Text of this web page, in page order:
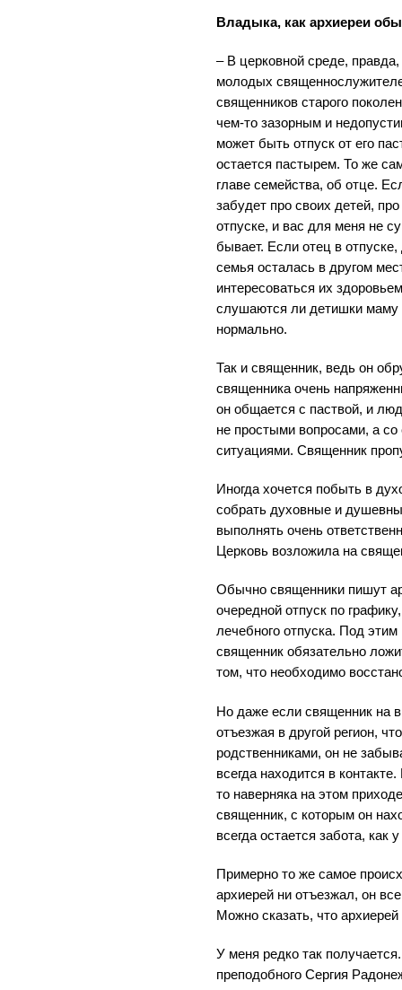
Владыка, как архиереи
– В церковной среде,
молодых
священников старого
чем-то зазорным и
может быть отпуск от его
остается пастырем. То же
главе семейства, об отце.
забудет про своих детей,
отпуске, и вас для меня не
бывает. Если отец в
семья осталась в другом
интересоваться их
слушаются ли детишки маму
нормально.
Так и священник, ведь он
священника очень
он общается с паствой, и
не простыми вопросами, а
ситуациями. Священник
Иногда хочется побыть в
собрать духовные и
выполнять очень
Церковь возложила на
Обычно священники пишут
очередной отпуск по
лечебного отпуска. Под этим
священник обязательно
том, что необходимо
Но даже если священник на
отъезжая в другой регион,
родственниками, он не
всегда находится в
то наверняка на этом
священник, с которым он
всегда остается забота, как
Примерно то же самое
архиерей ни отъезжал, он
Можно сказать, что
У меня редко так
преподобного Сергия